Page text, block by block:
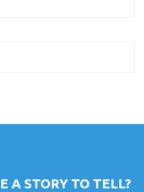
A STORY TO TELL?